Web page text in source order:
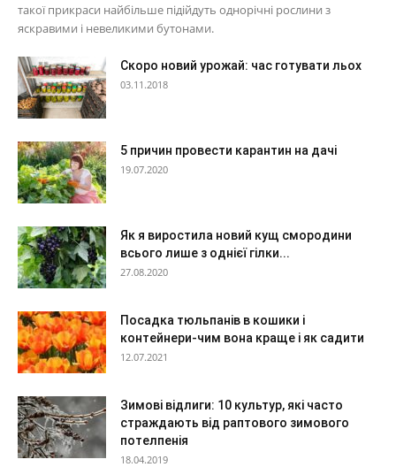
такої прикраси найбільше підійдуть однорічні рослини з
яскравими і невеликими бутонами.
Скоро новий урожай: час готувати льох
03.11.2018
5 причин провести карантин на дачі
19.07.2020
Як я виростила новий кущ смородини
всього лише з однієї гілки...
27.08.2020
Посадка тюльпанів в кошики і
контейнери-чим вона краще і як садити
12.07.2021
Зимові відлиги: 10 культур, які часто
страждають від раптового зимового
потелпенія
18.04.2019